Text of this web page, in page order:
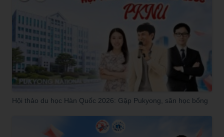
Hội thảo du học Hàn Quốc 2026: Gặp Pukyong, săn học bổng